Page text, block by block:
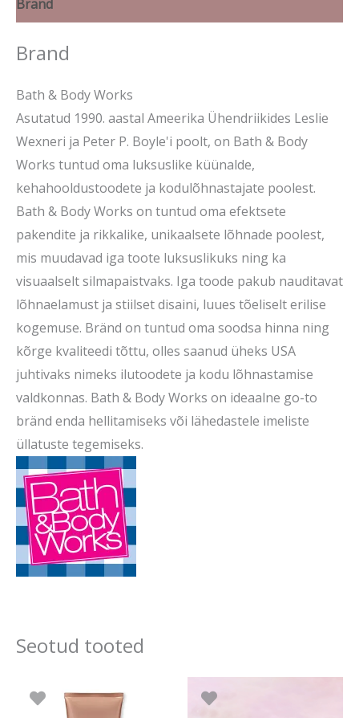
Brand
Brand
Bath & Body Works
Asutatud 1990. aastal Ameerika Ühendriikides Leslie
Wexneri ja Peter P. Boyle'i poolt, on Bath & Body
Works tuntud oma luksuslike küünalde,
kehahooldustoodete ja kodulõhnastajate poolest.
Bath & Body Works on tuntud oma efektsete
pakendite ja rikkalike, unikaalsete lõhnade poolest,
mis muudavad iga toote luksuslikuks ning ka
visuaalselt silmapaistvaks. Iga toode pakub nauditavat
lõhnaelamust ja stiilset disaini, luues tõeliselt erilise
kogemuse. Bränd on tuntud oma soodsa hinna ning
kõrge kvaliteedi tõttu, olles saanud üheks USA
juhtivaks nimeks ilutoodete ja kodu lõhnastamise
valdkonnas. Bath & Body Works on ideaalne go-to
bränd enda hellitamiseks või lähedastele imeliste
üllatuste tegemiseks.
Seotud tooted
hind